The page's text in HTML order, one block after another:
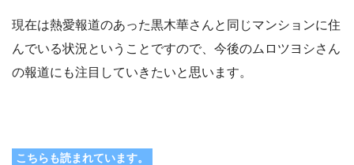
現在は熱愛報道のあった黒木華さんと同じマンションに住
んでいる状況ということですので、今後のムロツヨシさん
の報道にも注目していきたいと思います。
こちらも読まれています。